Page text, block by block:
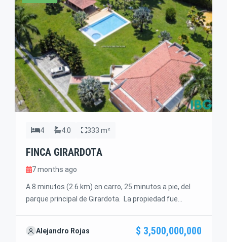
4 4.0 333 m²
FINCA GIRARDOTA
7 months ago
A 8 minutos (2.6 km) en carro, 25 minutos a pie, del
parque principal de Girardota. La propiedad fue
conservacion, tanto interna como externamente. La
Alejandro Rojas $ 3,500,000,000